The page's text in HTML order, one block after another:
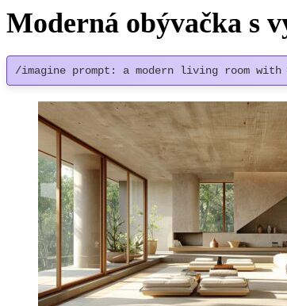
Moderná obývačka s
/imagine prompt: a modern living room